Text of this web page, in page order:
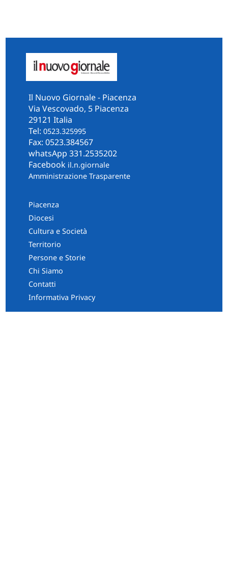
Il Nuovo Giornale - Piacenza
Via Vescovado, 5 Piacenza
29121 Italia
Tel: 0523.325995
Fax: 0523.384567
whatsApp 331.2535202
Facebook il.n.giornale
Amministrazione Trasparente
Piacenza
Diocesi
Cultura e Società
Territorio
Persone e Storie
Chi Siamo
Contatti
Informativa Privacy